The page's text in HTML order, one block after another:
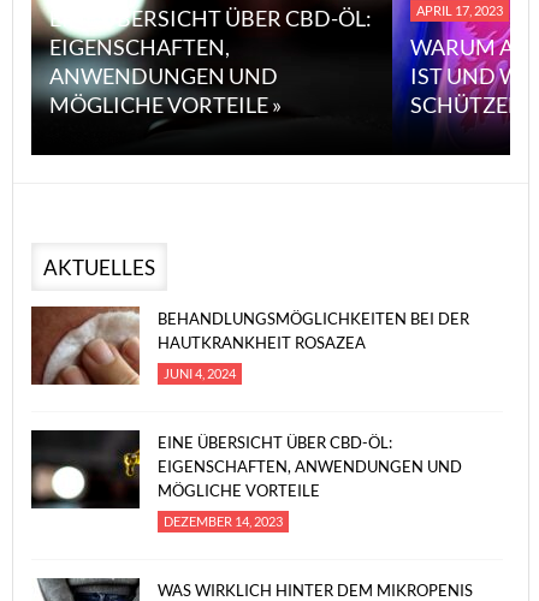
EINE ÜBERSICHT ÜBER CBD-ÖL:
EIGENSCHAFTEN,
ANWENDUNGEN UND
MÖGLICHE VORTEILE »
APRIL 17, 2023
WARUM
IST UND
SCHÜTZEN
AKTUELLES
BEHANDLUNGSMÖGLICHKEITEN BEI DER
HAUTKRANKHEIT ROSAZEA
JUNI 4, 2024
EINE ÜBERSICHT ÜBER CBD-ÖL:
EIGENSCHAFTEN, ANWENDUNGEN UND
MÖGLICHE VORTEILE
DEZEMBER 14, 2023
WAS WIRKLICH HINTER DEM MIKROPENIS